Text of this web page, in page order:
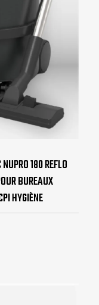
180 REFLO
BUREAUX
HYGIÈNE